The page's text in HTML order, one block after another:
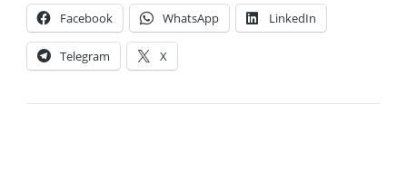
Facebook WhatsApp LinkedIn
Telegram X